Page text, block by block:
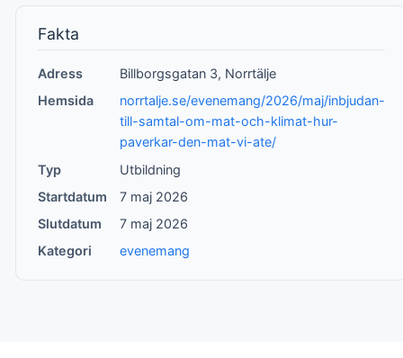
Fakta
Adress
Billborgsgatan 3, Norrtälje
Hemsida
norrtalje.se/evenemang/2026/maj/inbjudan-
till-samtal-om-mat-och-klimat-hur-
paverkar-den-mat-vi-ate/
Typ
Utbildning
Startdatum
7 maj 2026
Slutdatum
7 maj 2026
Kategori
evenemang